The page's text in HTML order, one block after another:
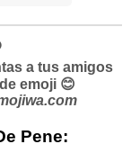
a tus amigos
emoji 😊
Pene: